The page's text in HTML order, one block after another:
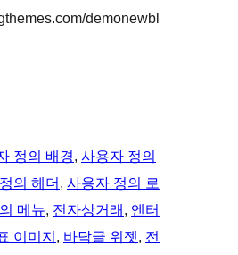
demonewbl
정의 배경, 사용자 정의
의 헤더 , 사용자 정의 로
메뉴, 전자상거래 , 엔터
이미지 , 바닥글 위젯, 전